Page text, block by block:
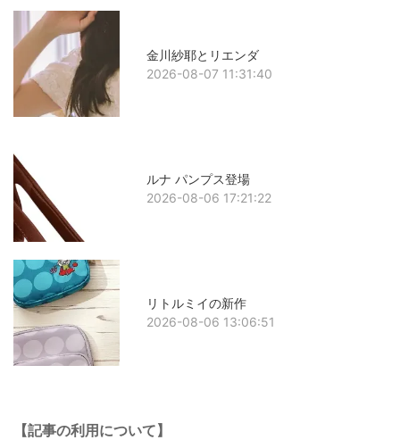
金川紗耶とリエンダ
2026-08-07 11:31:40
ルナ パンプス登場
2026-08-06 17:21:22
リトルミイの新作
2026-08-06 13:06:51
【記事の利用について】